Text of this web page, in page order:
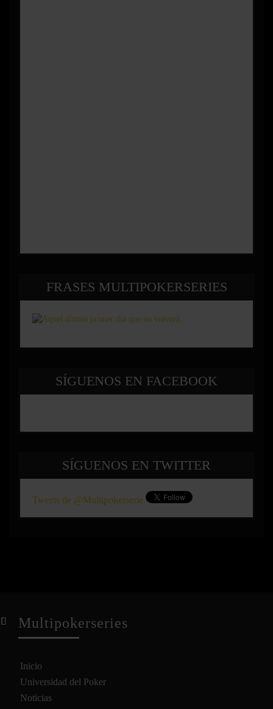
FRASES MULTIPOKERSERIES
SÍGUENOS EN FACEBOOK
SÍGUENOS EN TWITTER
Tweets de @Multipokerserie
Multipokerseries
Inicio
Universidad del Poker
Noticias